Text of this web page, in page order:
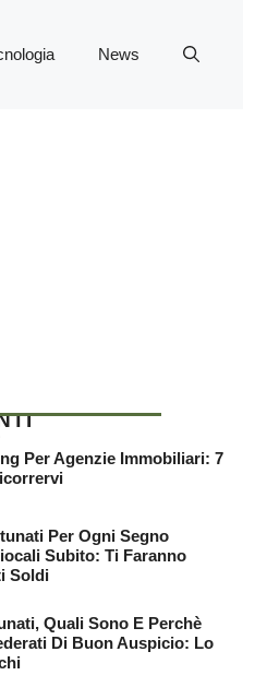
News
Per Agenzie Immobiliari: 7
Per Ogni Segno
Subito: Ti Faranno
Soldi
Quali Sono E Perchè
Di Buon Auspicio: Lo